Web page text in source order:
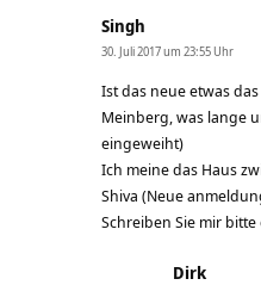
Singh
30. Juli 2017 um 23:55 Uhr
Ist das neue etwas
Meinberg, was lange
eingeweiht)
Ich meine das Haus
Shiva (Neue
Schreiben Sie mir
Dirk